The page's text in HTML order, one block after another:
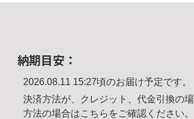
納期目安：
2026.08.11 15:27頃のお届け予定です。
決済方法が、クレジット、代金引換の
方法の場合はこちら をご確認ください。